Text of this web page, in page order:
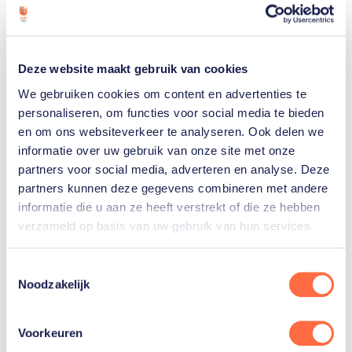
Deze website maakt gebruik van cookies
We gebruiken cookies om content en advertenties te
personaliseren, om functies voor social media te bieden
en om ons websiteverkeer te analyseren. Ook delen we
informatie over uw gebruik van onze site met onze
partners voor social media, adverteren en analyse. Deze
partners kunnen deze gegevens combineren met andere
informatie die u aan ze heeft verstrekt of die ze hebben
verzameld op basis van uw gebruik van hun services.
Noodzakelijk
Voorkeuren
voormalig lid van het KNHS Talententeam en werd
al eens tweede op het NK tijdens de 2019 editie van
Military Boekelo.
TeamNL bondscoach Andrew Heffernan licht zijn
keuze toe voor de vier debutanten: "Het is mijn
filosofie om ook te concentreren op de jeugd en
ruiters te vinden die onze toekomst vormen. Het is
geen geheim dat ik ruiters wil leren kennen om goed
met hen te kunnen samenwerken. Dat alles is
belangrijk voor mij en ik heb daarom specifiek
opstap te geven naar het seniorenniveau."
"Voor ons allen is dit een leercurve. Weet dat er
geen verwachtingen zijn en er geen druk ligt op hen.